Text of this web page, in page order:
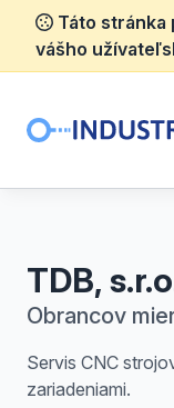
Táto stránka
vášho
TDB,
Obrancov
Servis CNC
zariadeniami.